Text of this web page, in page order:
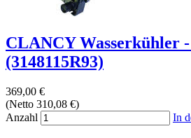
CLANCY Wasserkühler
(3148115R93)
369,00 €
(Netto 310,08 €)
Anzahl
In